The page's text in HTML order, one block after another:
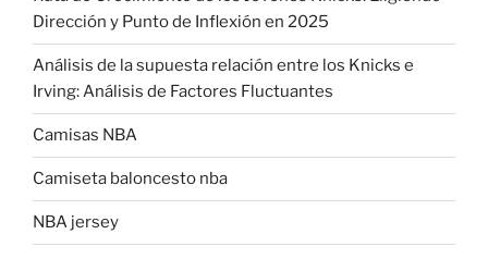
Dirección y Punto de Inflexión en 2025
Análisis de la supuesta relación entre los Knicks e
Irving: Análisis de Factores Fluctuantes
Camisas NBA
Camiseta baloncesto nba
NBA jersey